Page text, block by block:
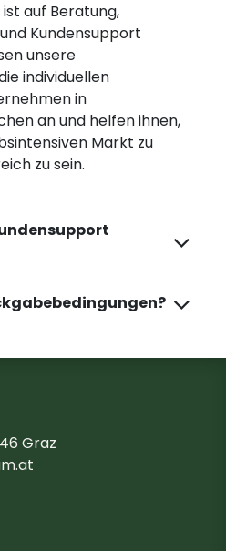
auf Beratung,
Kundensupport
unsere
individuellen
in
an und helfen ihnen,
Markt zu
zu sein.
Graz